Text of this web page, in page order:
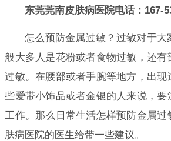
东莞莞南皮肤病医院电话：167-
怎么预防金属过敏？过敏对于大
般大多人是花粉或者食物过敏，还有
过敏。在腰部或者手腕等地方，出现
些爱带小饰品或者金银的人来说，要
工作。那么日常生活怎样预防金属过
肤病医院的医生给带一些建议。